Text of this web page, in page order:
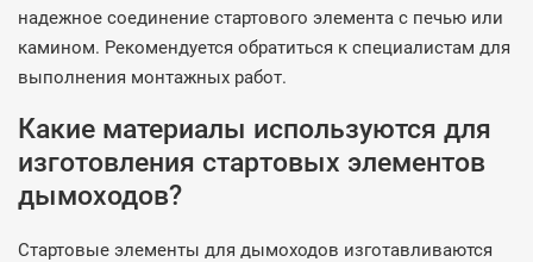
надежное соединение стартового элемента с печью или
камином. Рекомендуется обратиться к специалистам для
выполнения монтажных работ.
Какие материалы используются для
изготовления стартовых элементов
дымоходов?
Стартовые элементы для дымоходов изготавливаются